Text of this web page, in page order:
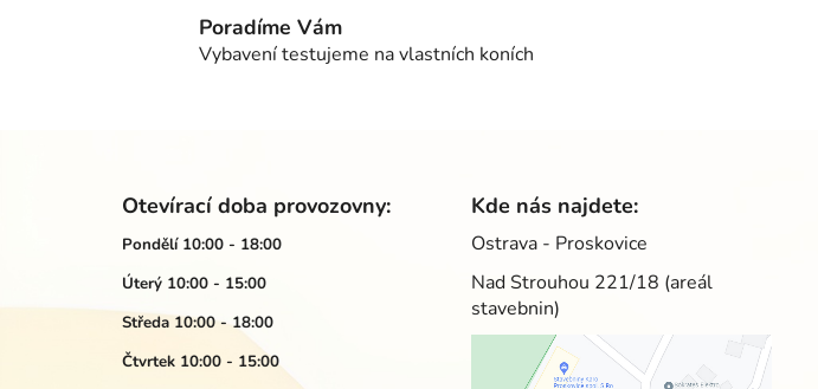
Poradíme Vám
Vybavení testujeme na vlastních koních
Otevírací doba provozovny:
Pondělí 10:00 - 18:00
Úterý 10:00 - 15:00
Středa 10:00 - 18:00
Čtvrtek 10:00 - 15:00
Kde nás najdete:
Ostrava - Proskovice
Nad Strouhou 221/18 (areál
stavebnin)